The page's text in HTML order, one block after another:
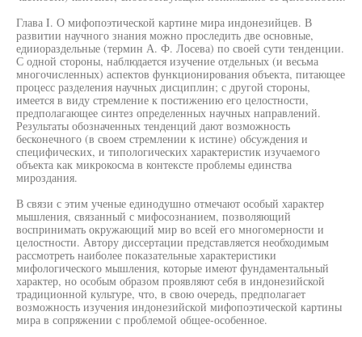
Глава I. О мифопоэтической картине мира индонезийцев. В
развитии научного знания можно проследить две основные,
едииораздельные (термин А. Ф. Лосева) по своей сути тенденции.
С одной стороны, наблюдается изучение отдельных (и весьма
многочисленных) аспектов функционирования объекта, питающее
процесс разделения научных дисциплин; с другой стороны,
имеется в виду стремление к постижению его целостности,
предполагающее синтез определенных научных направлений.
Результаты обозначенных тенденций дают возможность
бесконечного (в своем стремлении к истине) обсуждения и
специфических, и типологических характеристик изучаемого
объекта как микрокосма в контексте проблемы единства
мироздания.
В связи с этим ученые единодушно отмечают особый характер
мышления, связанный с мифосознанием, позволяющий
воспринимать окружающий мир во всей его многомерности и
целостности. Автору диссертации представляется необходимым
рассмотреть наиболее показательные характеристики
мифологического мышления, которые имеют фундаментальный
характер, но особым образом проявляют себя в индонезийской
традиционной культуре, что, в свою очередь, предполагает
возможность изучения индонезийской мифопоэтической картины
мира в сопряжении с проблемой общее-особенное.